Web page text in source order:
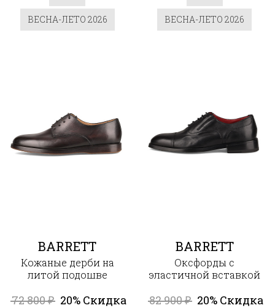
ВЕСНА-ЛЕТО 2026 ВЕСНА-ЛЕТО 2026
BARRETT
Кожаные дерби на
литой подошве
72 800₽ 20% Скидка
BARRETT
Оксфорды с
эластичной вставкой
82 900₽ 20% Скидка